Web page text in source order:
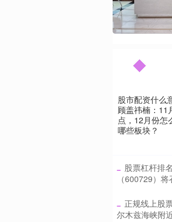
股市配资什么
顾盖祎楠：11
点，12月份怎
哪些板块？
股票杠杆排
（600729）
正规线上股
尔木兹海峡附